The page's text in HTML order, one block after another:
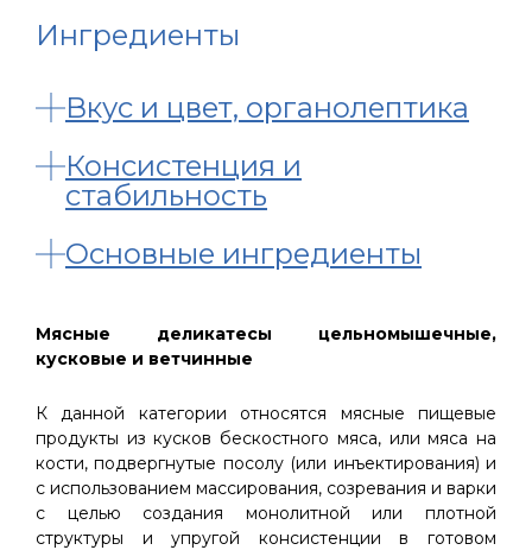
Ингредиенты
Вкус и цвет, органолептика
Консистенция и
стабильность
Основные ингредиенты
Мясные деликатесы цельномышечные,
кусковые и ветчинные
К данной категории относятся мясные пищевые
продукты из кусков бескостного мяса, или мяса на
кости, подвергнутые посолу (или инъектирования) и
с использованием массирования, созревания и варки
с целью создания монолитной или плотной
структуры и упругой консистенции в готовом